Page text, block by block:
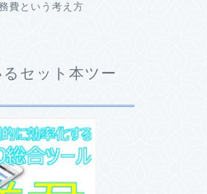
費という考え方
セット本ツー